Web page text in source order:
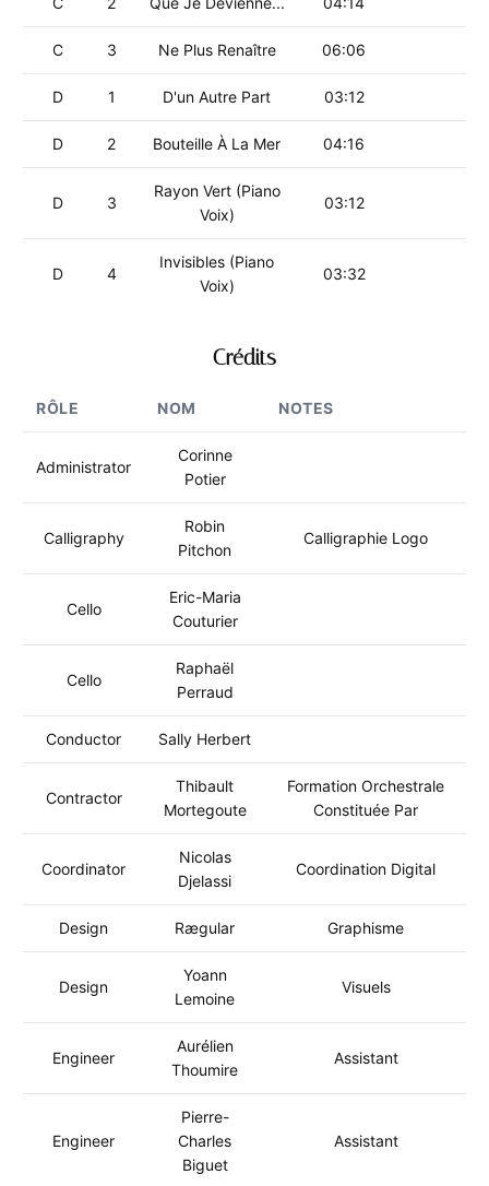
C 3 Ne Plus Renaître 06:06
D 1 D'un Autre Part 03:12
D 2 Bouteille À La Mer 04:16
D 3
Rayon Vert (Piano
Voix)
03:12
D 4
Invisibles (Piano
Voix)
03:32
Crédits
RÔLE NOM NOTES
Administrator
Corinne
Potier
Calligraphy
Robin
Pitchon
Calligraphie Logo
Cello
Eric-Maria
Couturier
Cello
Raphaël
Perraud
Conductor Sally Herbert
Contractor
Thibault
Mortegoute
Formation Orchestrale
Constituée Par
Coordinator
Nicolas
Djelassi
Coordination Digital
Design Rægular Graphisme
Design
Yoann
Lemoine
Visuels
Engineer
Aurélien
Thoumire
Assistant
Engineer
Pierre-
Charles
Biguet
Assistant